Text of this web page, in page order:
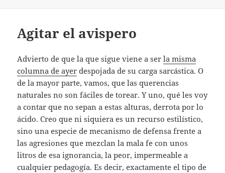
Agitar el avispero
Advierto de que la que sigue viene a serla misma
columna de ayer despojada de su carga sarcástica. O
de la mayor parte, vamos, que las querencias
naturales no son fáciles de torear. Y uno, qué les voy
a contar que no sepan a estas alturas, derrota por lo
ácido. Creo que ni siquiera es un recurso estilístico,
sino una especie de mecanismo de defensa frente a
las agresiones que mezclan la mala fe con unos
litros de esa ignorancia, la peor, impermeable a
cualquier pedagogía. Es decir, exactamente el tipo de